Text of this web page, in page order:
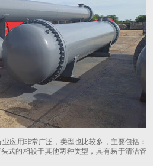
用非常广泛，类型也比较多，主要包括：
式的相较于其他两种类型，具有易于清洁管